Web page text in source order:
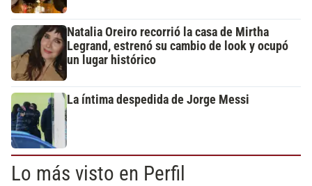
Natalia Oreiro recorrió la casa de Mirtha
Legrand, estrenó su cambio de look y ocupó
un lugar histórico
La íntima despedida de Jorge Messi
Lo más visto en Perfil